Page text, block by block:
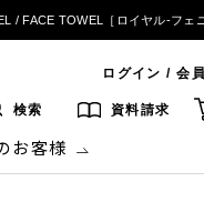
/ FACE TOWEL［ロイヤル-フェ
ログイン / 会
検索 資料請求
お客様